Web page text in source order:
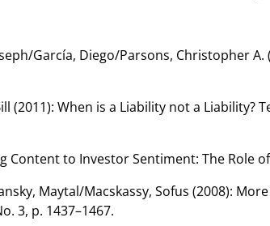
García, Diego/Parsons, Christopher
(2011): When is a Liability not a Liability?
Content to Investor Sentiment: The Role
Maytal/Macskassy, Sofus (2008):
3, p. 1437–1467.